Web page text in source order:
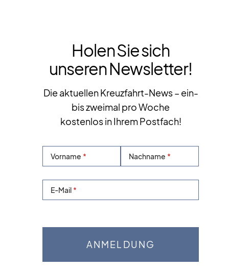
Holen Sie sich
unseren Newsletter!
Die aktuellen Kreuzfahrt-News – ein-
bis zweimal pro Woche
kostenlos in Ihrem Postfach!
Vorname Nachname
E-Mail